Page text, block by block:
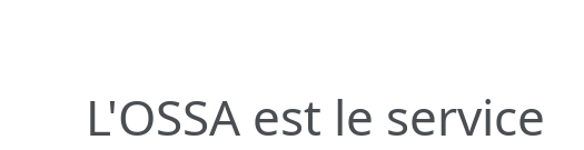
L'OSSA est le service